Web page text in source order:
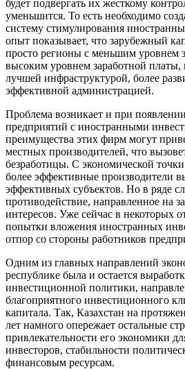
будет подвергать их жесткому
уменьшится. То есть необходимо
систему стимулирования
опыт показывает, что зарубежный
просто регионы с меньшим уровнем
высоким уровнем заработной платы,
лучшей инфраструктурой, более
эффективной администрацией.
Проблема возникает и при
предприятий с иностранными
преимущества этих фирм могут
местных производителей, что
безработицы. С экономической
более эффективные производители
эффективных субъектов. Но в ряде
противодействие, направленное на
интересов. Уже сейчас в некоторых
попытки вложения иностранных
отпор со стороны работников
Одним из главных направлений
республике была и остается
инвестиционной политики,
благоприятного инвестиционного
капитала. Так, Казахстан на
лет намного опережает остальные
привлекательности его экономики
инвесторов, стабильности
финансовым ресурсам.